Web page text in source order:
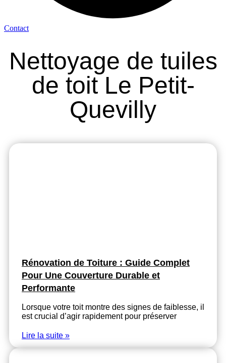
Contact
Nettoyage de tuiles
de toit Le Petit-
Quevilly
Rénovation de Toiture : Guide Complet
Pour Une Couverture Durable et
Performante
Lorsque votre toit montre des signes de faiblesse, il
est crucial d’agir rapidement pour préserver
Lire la suite »